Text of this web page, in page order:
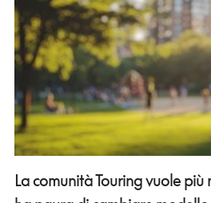
La comunità Touring vuole